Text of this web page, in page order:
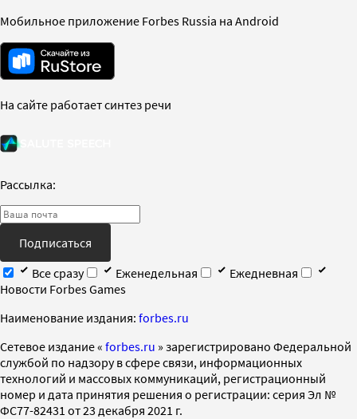
Мобильное приложение Forbes Russia на Android
На сайте работает синтез речи
Рассылка:
Подписаться
Все сразу
Еженедельная
Ежедневная
Новости Forbes Games
Наименование издания: forbes.ru
Cетевое издание « forbes.ru » зарегистрировано Федеральной
службой по надзору в сфере связи, информационных
технологий и массовых коммуникаций, регистрационный
номер и дата принятия решения о регистрации: серия Эл №
ФС77-82431 от 23 декабря 2021 г.